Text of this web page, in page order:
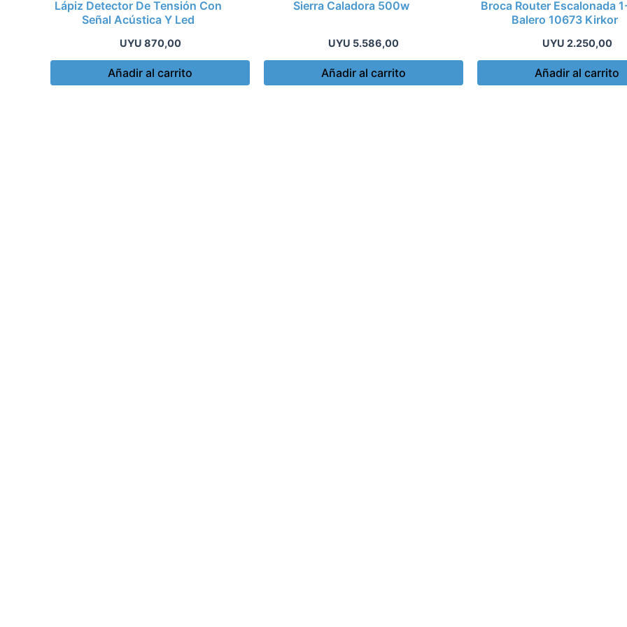
Lápiz Detector De Tensión Con
Señal Acústica Y Led
UYU 870,00
Añadir al carrito
Sierra Caladora 500w
UYU 5.586,00
Añadir al carrito
Broca Router Escalonada
Balero 10673 Kirkor
UYU 2.250,00
Añadir al carrito